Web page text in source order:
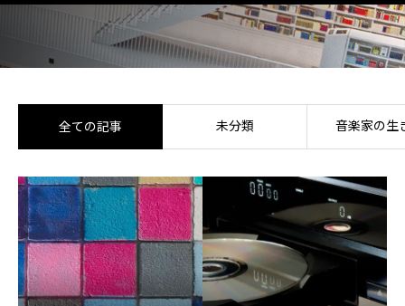
全ての記事 未分類 音楽家の生